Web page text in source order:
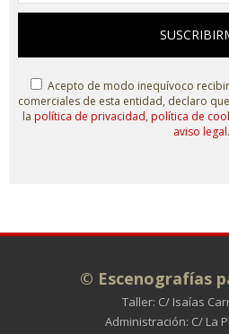
Acepto de modo inequívoco
comerciales de esta entidad, declaro
la política de privacidad, política de
aviso legal.
© Escenografías
Taller: C/ Isaías
Administración: C/ La